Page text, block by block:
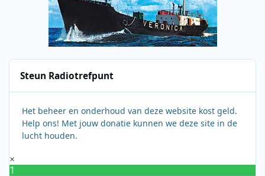
Steun Radiotrefpunt
Het beheer en onderhoud van deze website kost geld.
Help ons! Met jouw donatie kunnen we deze site in de
lucht houden.